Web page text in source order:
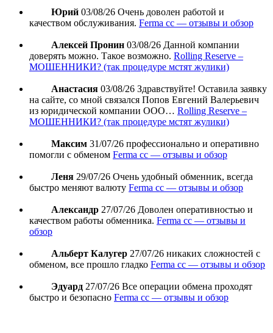
Юрий 03/08/26 Очень доволен работой и
качеством обслуживания. Ferma cc — отзывы и обзор
Алексей Пронин 03/08/26 Данной компании
доверять можно. Такое возможно. Rolling Reserve –
МОШЕННИКИ? (так процедуре мстят жулики)
Анастасия 03/08/26 Здравствуйте! Оставила заявку
на сайте, со мной связался Попов Евгений Валерьевич
из юридической компании ООО… Rolling Reserve –
МОШЕННИКИ? (так процедуре мстят жулики)
Максим 31/07/26 профессионально и оперативно
помогли с обменом Ferma cc — отзывы и обзор
Леня 29/07/26 Очень удобный обменник, всегда
быстро меняют валюту Ferma cc — отзывы и обзор
Александр 27/07/26 Доволен оперативностью и
качеством работы обменника. Ferma cc — отзывы и
обзор
Альберт Калугер 27/07/26 никаких сложностей с
обменом, все прошло гладко Ferma cc — отзывы и обзор
Эдуард 27/07/26 Все операции обмена проходят
быстро и безопасно Ferma cc — отзывы и обзор